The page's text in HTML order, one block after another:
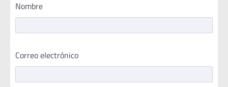
Nombre
Correo electrónico